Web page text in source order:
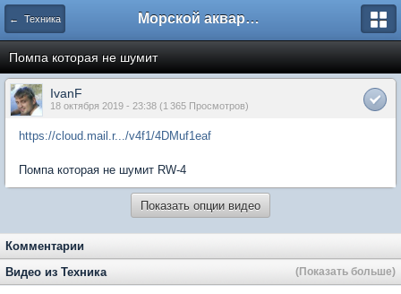
← Техника Морской аквариум. Форумы ReefCentral.ru
Помпа которая не шумит
IvanF
18 октября 2019 - 23:38 (1 365 Просмотров)
https://cloud.mail.r.../v4f1/4DMuf1eaf
Помпа которая не шумит RW-4
Показать опции видео
Комментарии
Видео из Техника
(Показать больше)